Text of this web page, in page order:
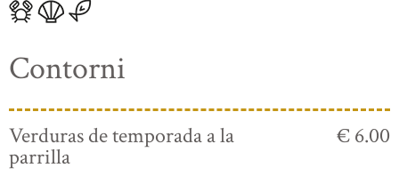
Contorni
Verduras de temporada a la
parrilla
€ 6.00